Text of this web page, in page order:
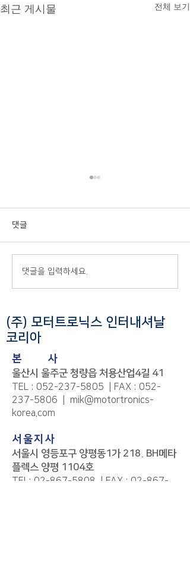
최근 게시물 전체 보기
울산교육청 '고졸취업 활성화'
댓글
댓글을 입력하세요.
(주) 모터트로닉스 인터내셔날
코리아
본 사
울산시 울주군 청량읍 처용산업4길 41
TEL : 052-237-5805 | FAX : 052-
237-5806
mik@motortronics-
korea.com
서울지사
서울시 영등포구 양평동1가 218. BH메타
플렉스 양평 1104호
TEL: 02-867-5808 | FAX : 02-867-